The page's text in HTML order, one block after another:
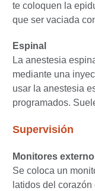
te coloquen la
que ser vaciada
Espinal
La anestesia
mediante una
usar la anestesia
programados.
Supervisión
Monitores
Se coloca un
latidos del